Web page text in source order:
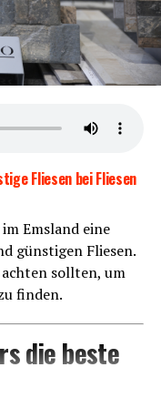
KOGA
Flie­sen bei Flie­sen
Ems­land eine
güns­ti­gen Flie­sen.
soll­ten, um
finden.
die bes­te